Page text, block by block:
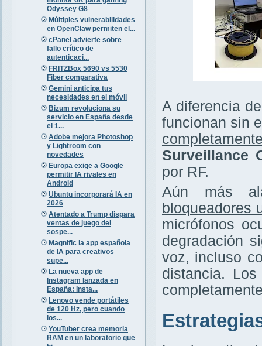
Odyssey G8
Múltiples vulnerabilidades
en OpenClaw permiten el...
cPanel advierte sobre
fallo crítico de
autenticaci...
FRITZBox 5690 vs 5530
Fiber comparativa
Gemini anticipa tus
necesidades en el móvil
Bizum revoluciona su
servicio en España desde
el 1...
Adobe mejora Photoshop
y Lightroom con
novedades
Europa exige a Google
permitir IA rivales en
Android
Ubuntu incorporará IA en
2026
Atentado a Trump dispara
ventas de juego del
sospe...
Magnific la app española
de IA para creativos
supe...
La nueva app de
Instagram lanzada en
España: Insta...
Lenovo vende portátiles
de 120 Hz, pero cuando
los...
YouTuber crea memoria
RAM en un laboratorio que
A diferencia
funcionan sin
Surveillance
por RF.
Aún más
bloqueadores
micrófonos
degradación
voz, incluso
distancia.